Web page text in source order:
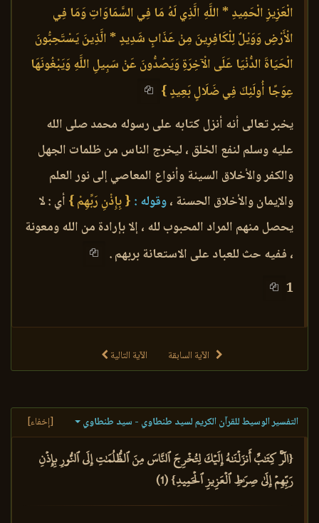
الْعَزِيزِ الْحَمِيدِ * اللَّهِ الَّذِي لَهُ مَا فِي السَّمَاوَاتِ وَمَا فِي
الْأَرْضِ وَوَيْلٌ لِلْكَافِرِينَ مِنْ عَذَابٍ شَدِيدٍ * الَّذِينَ يَسْتَحِبُّونَ
الْحَيَاةَ الدُّنْيَا عَلَى الْآخِرَةِ وَيَصُدُّونَ عَنْ سَبِيلِ اللَّهِ وَيَبْغُونَهَا
عِوَجًا أُولَئِكَ فِي ضَلَالٍ بَعِيدٍ }
يخبر تعالى أنه أنزل كتابه على رسوله محمد صلى الله
عليه وسلم لنفع الخلق ، ليخرج الناس من ظلمات الجهل
والكفر والأخلاق السيئة وأنواع المعاصي إلى نور العلم
والإيمان والأخلاق الحسنة ،وقوله : { بِإِذْنِ رَبِّهِمْ } أي : لا
يحصل منهم المراد المحبوب لله ، إلا بإرادة من الله ومعونة
، ففيه حث للعباد على الاستعانة بربهم .
1
الآية السابقة الآية التالية
التفسير الوسيط للقرآن الكريم لسيد طنطاوي - سيد طنطاوي [إخفاء]
{الٓرۚ كِتَٰبٌ أَنزَلۡنَٰهُ إِلَيۡكَ لِتُخۡرِجَ ٱلنَّاسَ مِنَ ٱلظُّلُمَٰتِ إِلَى ٱلنُّورِ بِإِذۡنِ
رَبِّهِمۡ إِلَىٰ صِرَٰطِ ٱلۡعَزِيزِ ٱلۡحَمِيدِ} (1)